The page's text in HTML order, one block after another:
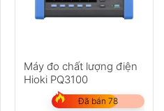
Máy đo chất lượng điện
Hioki PQ3100
Đã bán 78